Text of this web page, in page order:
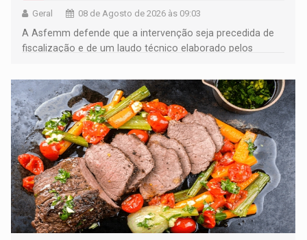
Geral 08 de Agosto de 2026 às 09:03
A Asfemm defende que a intervenção seja precedida de
fiscalização e de um laudo técnico elaborado pelos